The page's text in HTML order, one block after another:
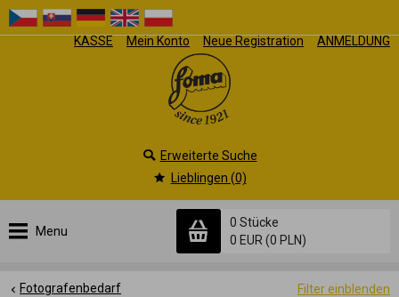
KASSE Mein Konto Neue Registration ANMELDUNG
Menu
0 Stücke
0 EUR (0 PLN)
Erweiterte Suche
Lieblingen (0)
Filter einblenden
Fotografenbedarf